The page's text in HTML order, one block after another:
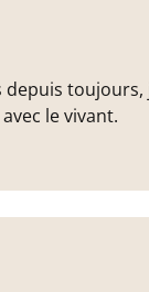
le vivant.